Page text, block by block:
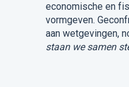
economische en
vormgeven.
aan wetgevingen,
staan we samen